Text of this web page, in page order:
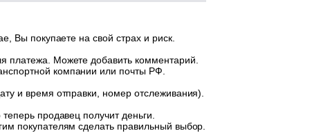
Вы покупаете на свой страх и риск.
платежа. Можете добавить комментарий.
компании или почты РФ.
и время отправки, номер отслеживания).
продавец получит деньги.
покупателям сделать правильный выбор.